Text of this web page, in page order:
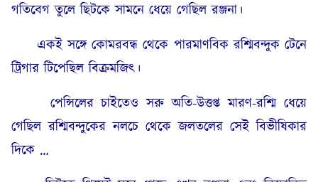
গতিবেগ তুলে ছিটকে সামনে ধেয়ে গেছিল রঞ্জনা।
একই সঙ্গে কোমরবন্ধ থেকে পারমাণবিক রশ্মিবন্দুক টেনে
ট্রিগার টিপেছিল বিক্ৰমজিৎ।
পেন্সিলের চাইতেও সরু অতি-উত্তপ্ত মারণ-রশ্মি ধেয়ে
গেছিল রশ্মিবন্দুকের নলচে থেকে জলতলের সেই বিভীষিকার
দিকে …